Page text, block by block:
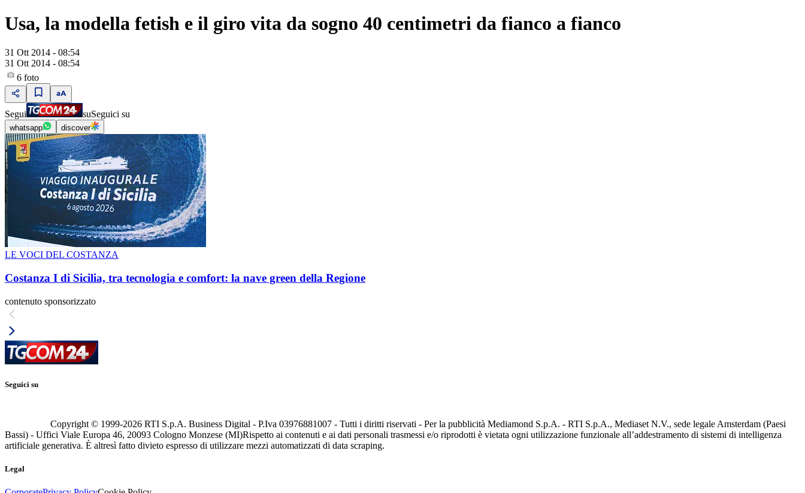
Usa, la modella fetish e il giro vita da sogno 40 centimetri da fianco a fianco
31 Ott 2014 - 08:54
31 Ott 2014 - 08:54
6 foto
Segui suSeguici su
whatsapp discover
LE VOCI DEL COSTANZA
Costanza I di Sicilia, tra tecnologia e comfort: la nave green della Regione
contenuto sponsorizzato
Seguici su
Copyright © 1999-2026 RTI S.p.A. Business Digital - P.Iva 03976881007 - Tutti i diritti riservati - Per la pubblicità Mediamond S.p.A. - RTI S.p.A., Mediaset N.V., sede legale Amsterdam (Paesi
Bassi) - Uffici Viale Europa 46, 20093 Cologno Monzese (MI)Rispetto ai contenuti e ai dati personali trasmessi e/o riprodotti è vietata ogni utilizzazione funzionale all’addestramento di sistemi di intelligenza
artificiale generativa. È altresì fatto divieto espresso di utilizzare mezzi automatizzati di data scraping.
Legal